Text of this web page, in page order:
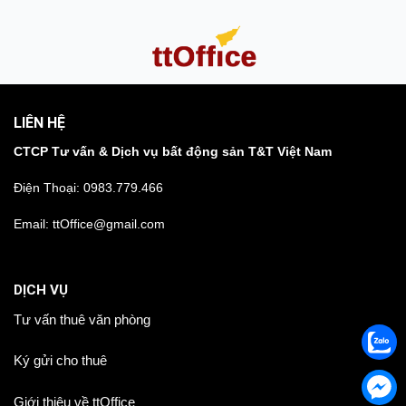
LIÊN HỆ
CTCP Tư vấn & Dịch vụ bất động sản T&T Việt Nam
Điện Thoại: 0983.779.466
Email: ttOffice@gmail.com
DỊCH VỤ
Tư vấn thuê văn phòng
Ký gửi cho thuê
Giới thiệu về ttOffice